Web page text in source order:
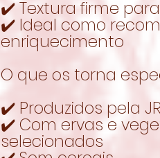
✔️ Textura firme
✔️ Ideal como
enriquecimento
O que os torna
✔️ Produzidos pela
✔️ Com ervas e
selecionados